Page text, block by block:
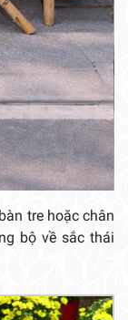
tre hoặc chân
bộ về sắc thái